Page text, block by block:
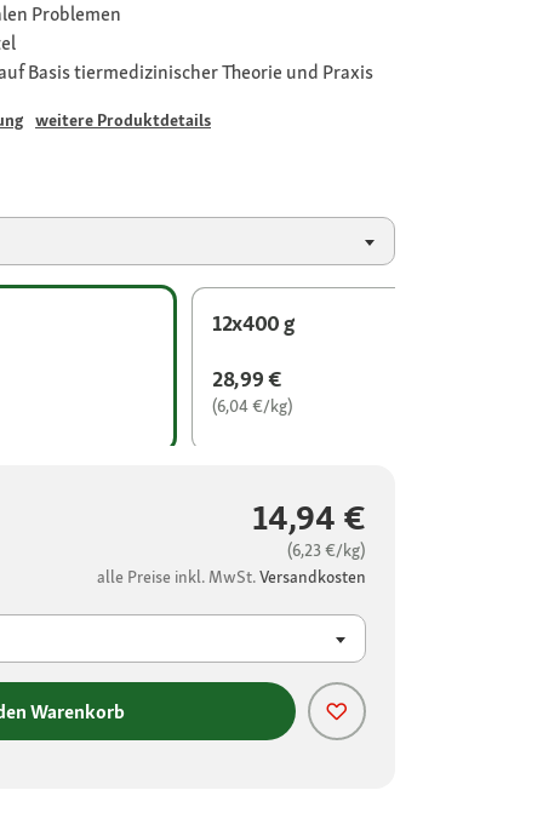
Problemen
Basis tiermedizinischer Theorie und Praxis
weitere Produktdetails
12x400 g
28,99 €
(6,04 €/kg)
14,94 €
(6,23 €/kg)
alle Preise inkl. MwSt.Versandkosten
Warenkorb